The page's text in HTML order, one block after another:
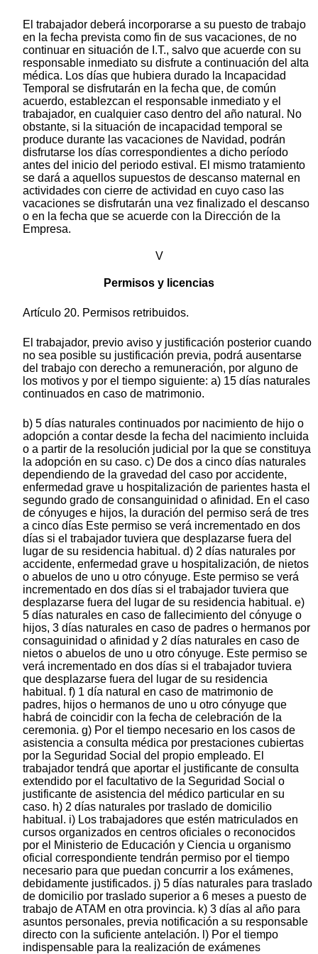
El trabajador deberá incorporarse a su puesto de trabajo
en la fecha prevista como fin de sus vacaciones, de no
continuar en situación de I.T., salvo que acuerde con su
responsable inmediato su disfrute a continuación del alta
médica. Los días que hubiera durado la Incapacidad
Temporal se disfrutarán en la fecha que, de común
acuerdo, establezcan el responsable inmediato y el
trabajador, en cualquier caso dentro del año natural. No
obstante, si la situación de incapacidad temporal se
produce durante las vacaciones de Navidad, podrán
disfrutarse los días correspondientes a dicho período
antes del inicio del periodo estival. El mismo tratamiento
se dará a aquellos supuestos de descanso maternal en
actividades con cierre de actividad en cuyo caso las
vacaciones se disfrutarán una vez finalizado el descanso
o en la fecha que se acuerde con la Dirección de la
Empresa.
V
Permisos y licencias
Artículo 20. Permisos retribuidos.
El trabajador, previo aviso y justificación posterior cuando
no sea posible su justificación previa, podrá ausentarse
del trabajo con derecho a remuneración, por alguno de
los motivos y por el tiempo siguiente: a) 15 días naturales
continuados en caso de matrimonio.
b) 5 días naturales continuados por nacimiento de hijo o
adopción a contar desde la fecha del nacimiento incluida
o a partir de la resolución judicial por la que se constituya
la adopción en su caso. c) De dos a cinco días naturales
dependiendo de la gravedad del caso por accidente,
enfermedad grave u hospitalización de parientes hasta el
segundo grado de consanguinidad o afinidad. En el caso
de cónyuges e hijos, la duración del permiso será de tres
a cinco días Este permiso se verá incrementado en dos
días si el trabajador tuviera que desplazarse fuera del
lugar de su residencia habitual. d) 2 días naturales por
accidente, enfermedad grave u hospitalización, de nietos
o abuelos de uno u otro cónyuge. Este permiso se verá
incrementado en dos días si el trabajador tuviera que
desplazarse fuera del lugar de su residencia habitual. e)
5 días naturales en caso de fallecimiento del cónyuge o
hijos, 3 días naturales en caso de padres o hermanos por
consaguinidad o afinidad y 2 días naturales en caso de
nietos o abuelos de uno u otro cónyuge. Este permiso se
verá incrementado en dos días si el trabajador tuviera
que desplazarse fuera del lugar de su residencia
habitual. f) 1 día natural en caso de matrimonio de
padres, hijos o hermanos de uno u otro cónyuge que
habrá de coincidir con la fecha de celebración de la
ceremonia. g) Por el tiempo necesario en los casos de
asistencia a consulta médica por prestaciones cubiertas
por la Seguridad Social del propio empleado. El
trabajador tendrá que aportar el justificante de consulta
extendido por el facultativo de la Seguridad Social o
justificante de asistencia del médico particular en su
caso. h) 2 días naturales por traslado de domicilio
habitual. i) Los trabajadores que estén matriculados en
cursos organizados en centros oficiales o reconocidos
por el Ministerio de Educación y Ciencia u organismo
oficial correspondiente tendrán permiso por el tiempo
necesario para que puedan concurrir a los exámenes,
debidamente justificados. j) 5 días naturales para traslado
de domicilio por traslado superior a 6 meses a puesto de
trabajo de ATAM en otra provincia. k) 3 días al año para
asuntos personales, previa notificación a su responsable
directo con la suficiente antelación. l) Por el tiempo
indispensable para la realización de exámenes